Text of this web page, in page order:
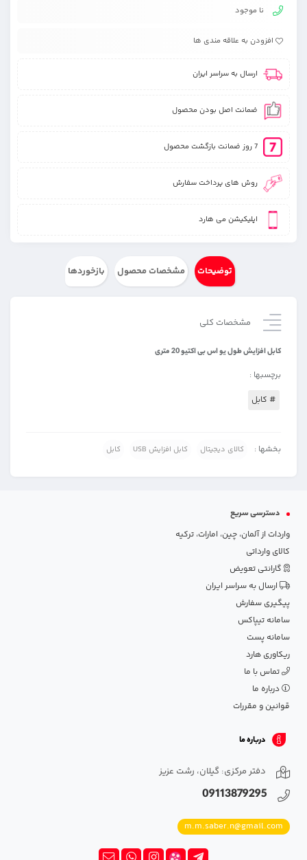
نا موجود
افزودن به علاقه مندی ها
ارسال به سراسر ایران
ضمانت اصل بودن محصول
7 روز ضمانت بازگشت محصول
روش های پرداخت سفارش
اپلیکیشن می هارد
توضیحات مشخصات محصول بازخوردها
مشخصات کلی
کابل افزایش طول یو اس بی اکتیو 20 متری
برچسبها :
# کابل
بخشها : کالای دیجیتال کابل افزایش USB کابل
دسترسی سریع
واردات از آلمان، چین، امارات، ترکیه
کالای وارداتی
گارانتی تعویض
ارسال به سراسر ایران
پیگیری سفارش
سامانه تیپاکس
سامانه پست
ریکاوری هارد
تماس با ما
درباره ما
قوانین و مقررات
درباره ما
دفتر مرکزی: گیلان، رشت عزیز
09113879295
m.m.saber.n@gmail.com